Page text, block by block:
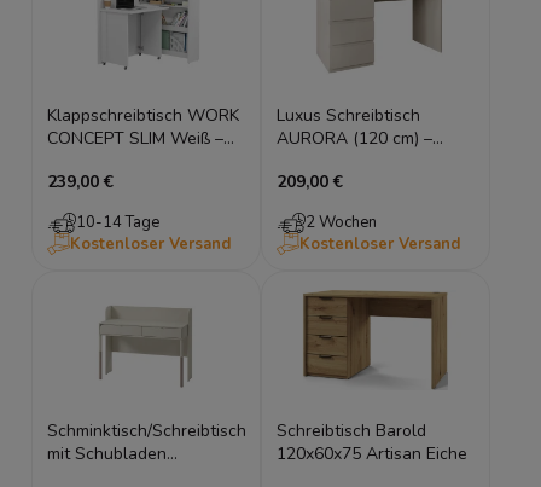
Klappschreibtisch WORK
CONCEPT SLIM Weiß –
239,00 €
10-14 Tage
Kostenloser Versand
Luxus Schreibtisch
AURORA (120 cm) –
Hochglanz
209,00 €
2 Wochen
Kostenloser Versand
Schminktisch/Schreibtisch
mit Schubladen
Schreibtisch Barold
120x60x75 Artisan Eiche